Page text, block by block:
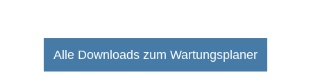
Alle Downloads zum Wartungsplaner